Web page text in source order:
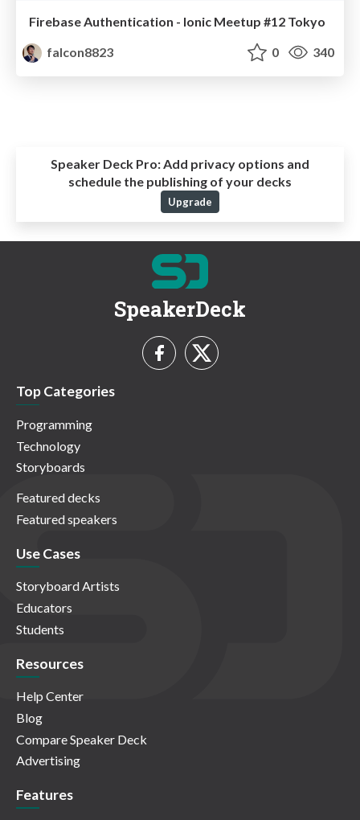
Firebase Authentication - Ionic Meetup #12 Tokyo
falcon8823
0 340
Speaker Deck Pro:Add privacy options and
schedule the publishing of your decks
Upgrade
SpeakerDeck
Top Categories
Programming
Technology
Storyboards
Featured decks
Featured speakers
Use Cases
Storyboard Artists
Educators
Students
Resources
Help Center
Blog
Compare Speaker Deck
Advertising
Features